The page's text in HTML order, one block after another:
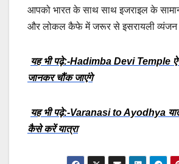
आपको भारत के साथ साथ इजराइल के
और लोकल कैफे में जरूर से इसरायली व्यंजन
यह भी पढ़े:-Hadimba Devi Temple
जानकर चौंक जाएंगे
यह भी पढ़े:-Varanasi to Ayodhya
कैसे करें यात्रा